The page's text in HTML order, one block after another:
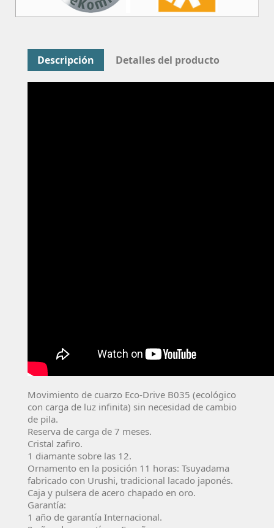
Descripción Detalles del producto
Movimiento de cuarzo Eco-Drive B035 (ecológico
con carga de luz infinita) sin necesidad de cambio
de pila.
Reserva de carga de 7 meses.
Cristal zafiro.
1 diamante sobre las 12.
Ornamento en la posición 11 horas: Tsuyadama
fabricado con Urushi, tradicional lacado japonés.
Caja y pulsera de acero chapado en oro.
Garantía:
1 año de garantí­a Internacional.